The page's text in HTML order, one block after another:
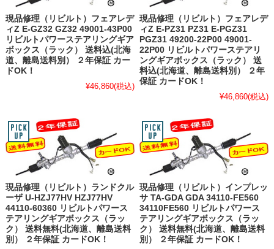
現品修理（リビルト）フェアレデ
ィZ E-GZ32 GZ32 49001-43P00
リビルトパワーステアリングギア
ボックス（ラック） 送料込(北海
道、離島送料別） ２年保証 カー
ドOK！
¥46,860(税込)
現品修理（リビルト）フェアレデ
ィZ E-PZ31 PZ31 E-PGZ31
PGZ31 49200-22P00 49001-
22P00 リビルトパワーステアリ
ングギアボックス（ラック） 送
料込(北海道、離島送料別） ２年
保証 カードOK！
¥46,860(税込)
現品修理（リビルト）ランドクル
ーザ U-HZJ77HV HZJ77HV
44110-60360 リビルトパワース
テアリングギアボックス（ラッ
ク） 送料無料(北海道、離島送料
別） ２年保証 カードOK！
現品修理（リビルト）インプレッ
サ TA-GDA GDA 34110-FE560
34110FE560 リビルトパワース
テアリングギアボックス（ラッ
ク） 送料無料(北海道、離島送料
別） ２年保証 カードOK！